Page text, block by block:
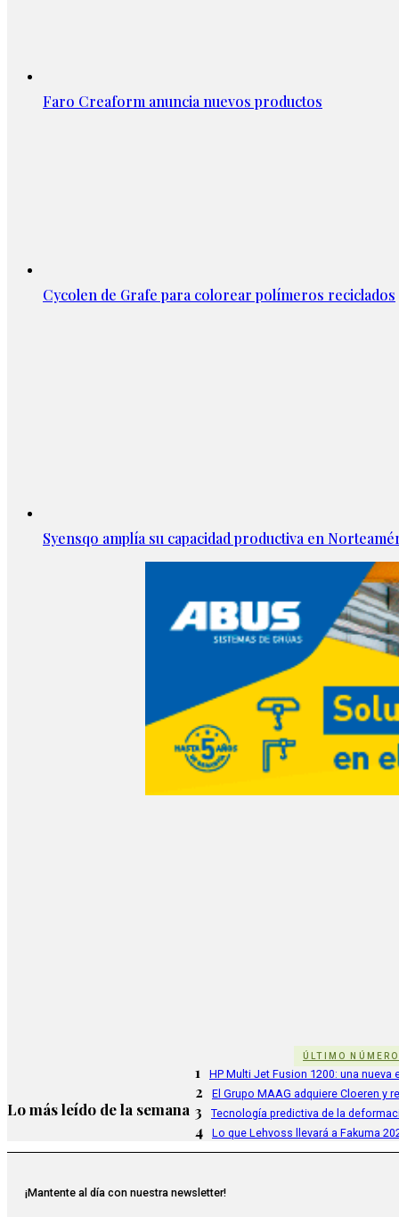
Faro Creaform anuncia nuevos productos
Cycolen de Grafe para colorear polímeros reciclados
Syensqo amplía su capacidad productiva en
ÚLTIMO NÚMERO
Lo más leído de la semana
1 HP Multi Jet Fusion 1200: una
2 El Grupo MAAG adquiere Cloeren
3 Tecnología predictiva de la
4 Lo que Lehvoss llevará a Fakuma
¡Mantente al día con nuestra newsletter!